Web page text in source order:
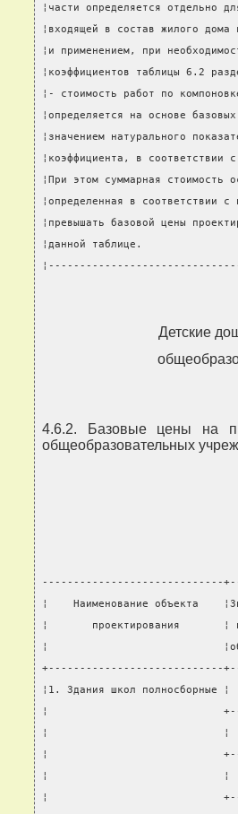
¦части определяется
¦входящей в состав жилого
¦и применением, при
¦коэффициентов таблицы
¦- стоимость работ по
¦определяется на основе
¦значением натурального
¦коэффициента, в
¦При этом суммарная
¦определенная в
¦превышать базовой цены
¦данной таблице.
Детские
4.6.2. Базовые цены на
общеобразовательных
-----------------------------
¦    Наименование объекта
¦       проектирования       ¦
¦
+----------------------------
¦1. Здания школ
¦
¦                            ¦
¦
¦                            ¦
¦